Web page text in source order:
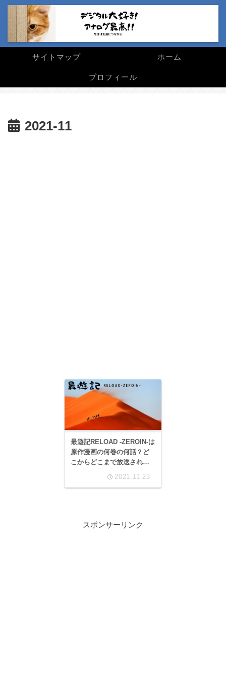
サイトマップ ホーム
プロフィール
2021-11
最遊記RELOAD -ZEROIN-は
原作漫画の何巻の何話？ど
こからどこまで放送される
2021.11.23
スポンサーリンク